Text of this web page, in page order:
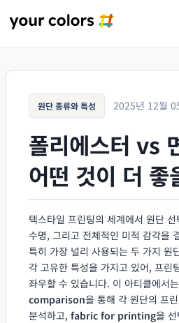
원단 종류와 특성 2025년 12월
폴리에스터 vs
어떤 것이 더 좋
텍스타일 프린팅의 세계에서 원단
수명, 그리고 전체적인 미적 감각을
특히 가장 널리 사용되는 두 가지 원
각 고유한 특성을 가지고 있어, 프린
좌우할 수 있습니다. 이 아티클에서는
comparison을 통해 각 원단의 프
분석하고, fabric for printing을